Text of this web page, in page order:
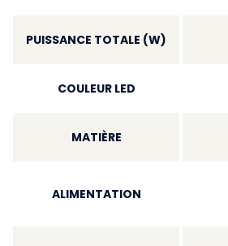
PUISSANCE TOTALE (W)
COULEUR LED
MATIÈRE
ALIMENTATION